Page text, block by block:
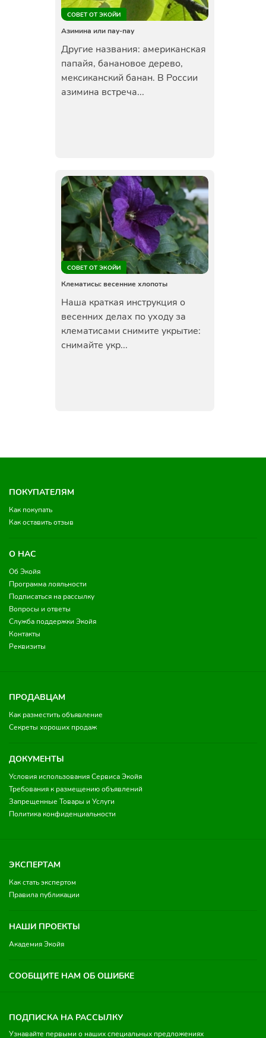
СОВЕТ ОТ ЭКОЙИ
Азимина или пау-пау
Другие названия: американская
папайя, банановое дерево,
мексиканский банан. В России
азимина встреча...
СОВЕТ ОТ ЭКОЙИ
Клематисы: весенние хлопоты
Наша краткая инструкция о
весенних делах по уходу за
клематисами снимите укрытие:
снимайте укр...
ПОКУПАТЕЛЯМ
Как покупать
Как оставить отзыв
О НАС
Об Экойя
Программа лояльности
Подписаться на рассылку
Вопросы и ответы
Служба поддержки Экойя
Контакты
Реквизиты
ПРОДАВЦАМ
Как разместить объявление
Секреты хороших продаж
ДОКУМЕНТЫ
Условия использования Сервиса Экойя
Требования к размещению объявлений
Запрещенные Товары и Услуги
Политика конфиденциальности
ЭКСПЕРТАМ
Как стать экспертом
Правила публикации
НАШИ ПРОЕКТЫ
Академия Экойя
СООБЩИТЕ НАМ ОБ ОШИБКЕ
ПОДПИСКА НА РАССЫЛКУ
Узнавайте первыми о наших специальных предложениях